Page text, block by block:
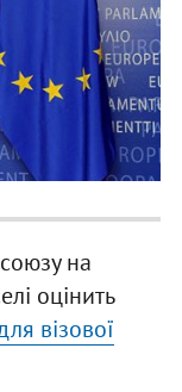
на
оцінить
візової